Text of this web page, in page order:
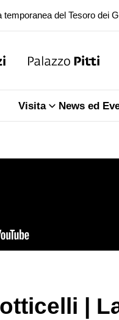
Temporanea chiusura
temporanea del Tesoro dei
Visita News ed
|